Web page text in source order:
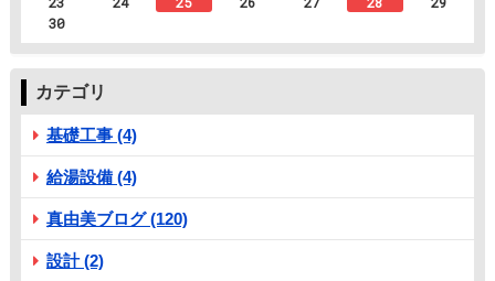
30
カテゴリ
基礎工事 (4)
給湯設備 (4)
真由美ブログ (120)
設計 (2)